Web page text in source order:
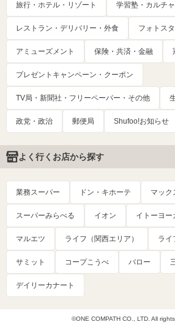
旅行・ホテル・リゾート 学習塾・カルチ
レストラン・デリバリー・外食 フォトス
アミューズメント 保険・共済・金融
プレゼントキャンペーン・クーポン
TV局・新聞社・フリーペーパー・その他
政党・政治 郵便局 Shufoo!お知らせ
よく行くお店から探す
業務スーパー ドン・キホーテ マック
スーパーみらべる イオン イトーヨー
マルエツ ライフ（関西エリア） ライ
サミット コープこうべ バロー
デイリーカナート
©ONE COMPATH CO., LTD. All